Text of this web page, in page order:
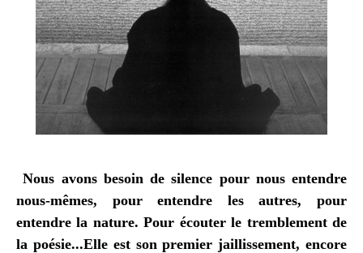
Nous avons besoin de silence pour nous entendre
nous-mêmes, pour entendre les autres, pour
entendre la nature. Pour écouter le tremblement de
la poésie...Elle est son premier jaillissement, encore